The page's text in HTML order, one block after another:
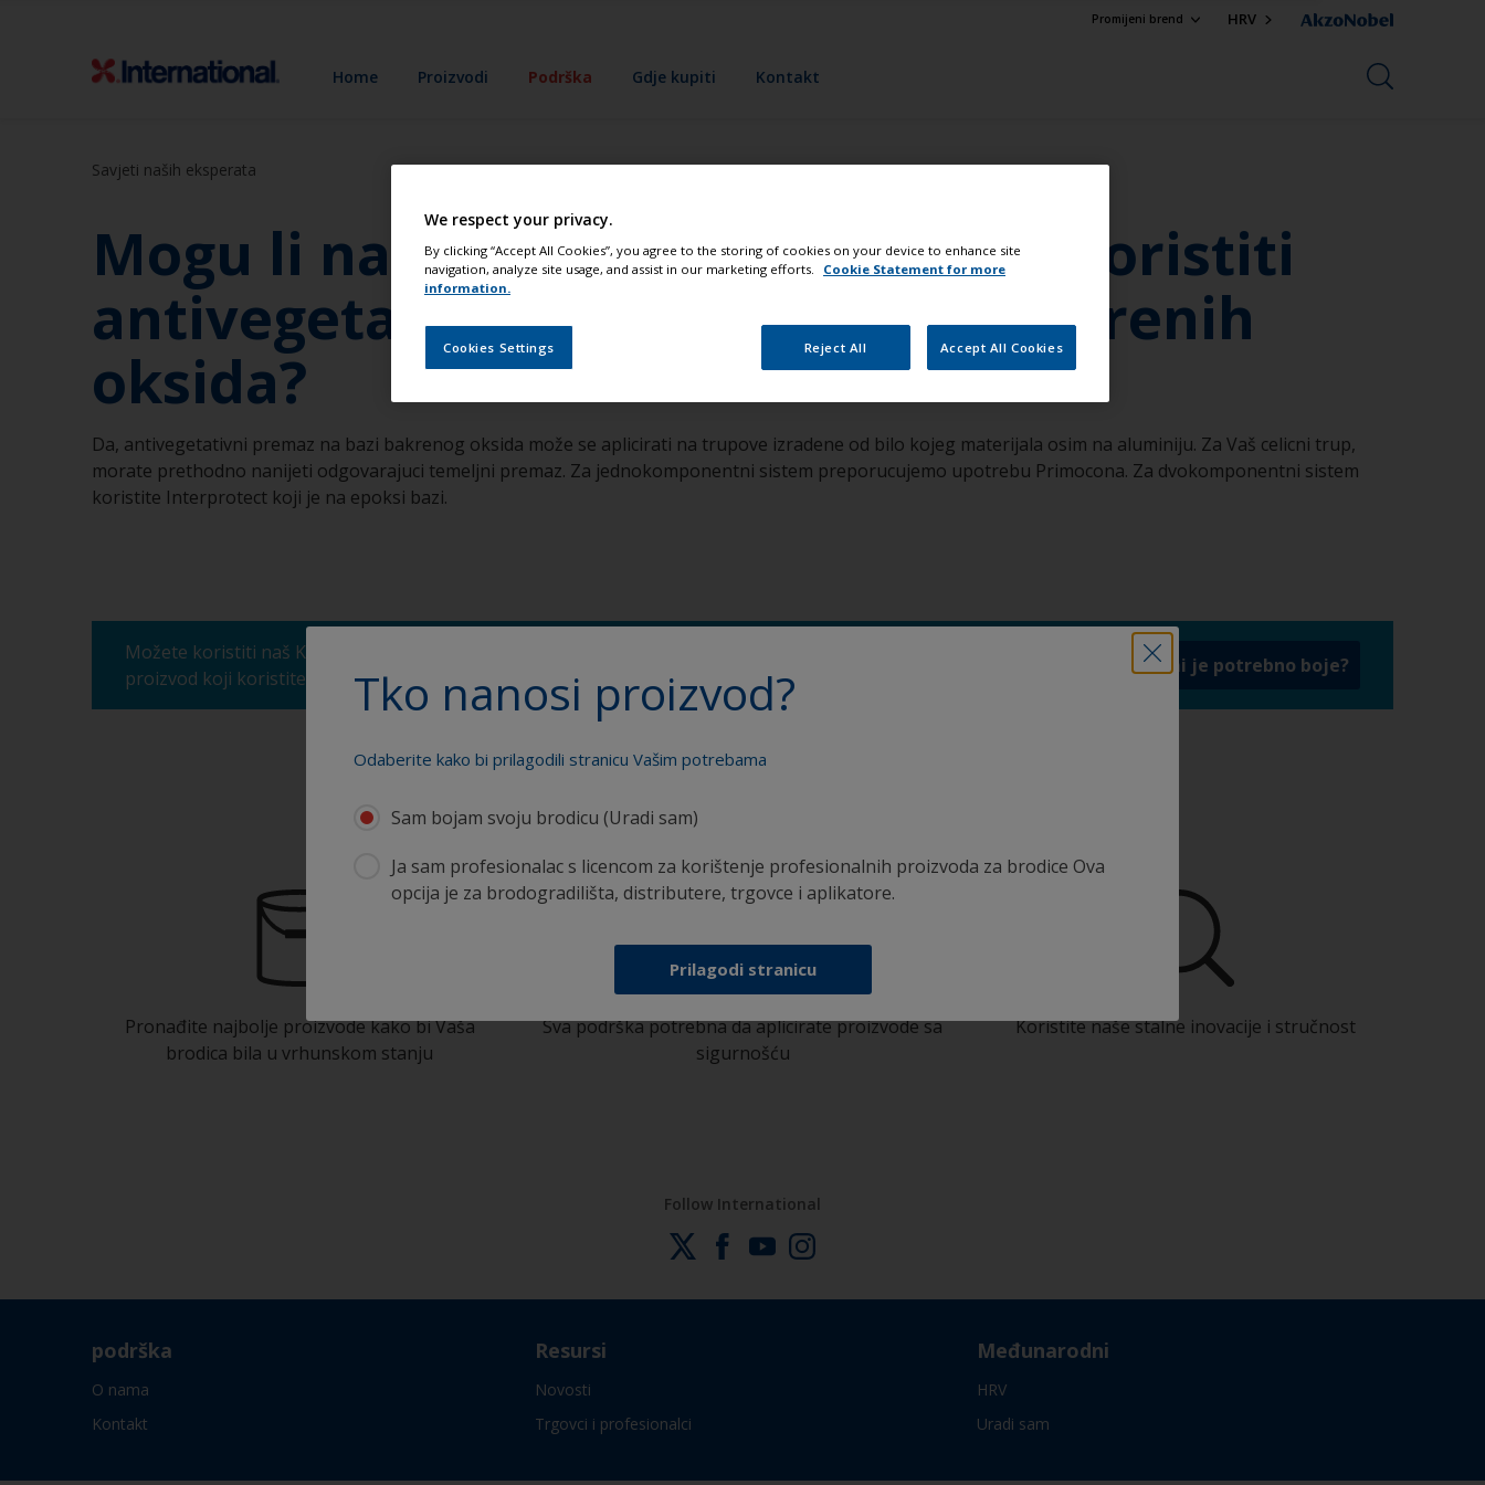
Promijeni brend HRV
Home Proizvodi Podrška Gdje kupiti Kontakt
Savjeti naših eksperata
Mogu li na celicnom trupu plovila koristiti
antivegetativni premaz na bazi bakrenih
oksida?
Da, antivegetativni premaz na bazi bakrenog oksida može se aplicirati na trupove izradene od bilo kojeg materijala osim na aluminiju. Za Vaš celicni trup,
morate prethodno nanijeti odgovarajuci temeljni premaz. Za jednokomponentni sistem preporucujemo upotrebu Primocona. Za dvokomponentni sistem
koristite Interprotect koji je na epoksi bazi.
Možete koristiti naš Kalkulator za procjenu potrebne količine boje. Unesite vrstu i dimenzije svoje brodice,
proizvod koji koristite i potreban broj slojeva, i dobiti ćete korisnu procjenu.
Koliko mi je potrebno boje?
Tko nanosi proizvod?
Odaberite kako bi prilagodili stranicu Vašim potrebama
Sam bojam svoju brodicu (Uradi sam)
Ja sam profesionalac s licencom za korištenje profesionalnih proizvoda za brodice Ova
opcija je za brodogradilišta, distributere, trgovce i aplikatore.
Prilagodi stranicu
Postignite profesionalni rezultat
Pronađite najbolje proizvode kako bi Vaša
brodica bila u vrhunskom stanju
Sva podrška potrebna da aplicirate proizvode sa
sigurnošću
Koristite naše stalne inovacije i stručnost
Follow International
podrška
O nama
Kontakt
Resursi
Novosti
Trgovci i profesionalci
Međunarodni
HRV
Uradi sam
We respect your privacy.
By clicking “Accept All Cookies”, you agree to the storing of cookies on your device to enhance site
navigation, analyze site usage, and assist in our marketing efforts.
Cookie Statement for more
information.
Cookies Settings Reject All Accept All Cookies